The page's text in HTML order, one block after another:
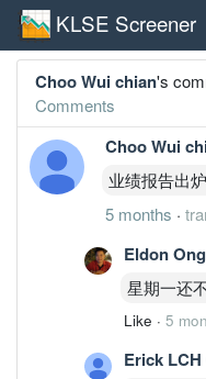
KLSE Screener
Choo Wui chian's
Comments
Choo Wui
业绩报告出
5 months ·
Eldon Ong
星期一还
Like · 5
Erick LCH